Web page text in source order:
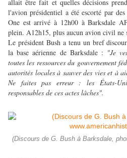
allait être fait et quelles décisions
l'avion présidentiel a été escorté par
One est arrivé à 12h00 à Barksdale
plein. A12h15, plus aucun avion civil ne
Le président Bush a tenu un bref
la base aérienne de Barksdale : "Je
toutes les ressources du gouvernement
autorités locales à sauver des vies et à
Ne faites pas erreur : les États-
responsables de ces actes lâches".
(Discours de G. Bush à Barksdale,